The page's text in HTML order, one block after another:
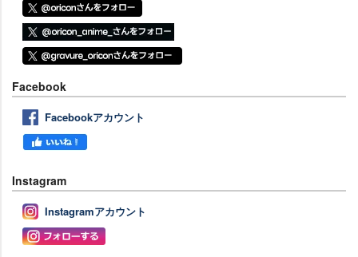
Facebook
Facebookアカウント
Instagram
Instagramアカウント